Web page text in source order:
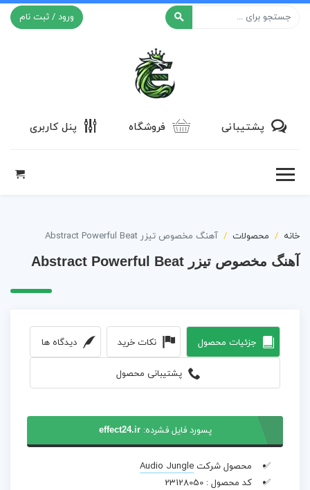
ورود / ثبت نام
پشتیبانی فروشگاه پنل کاربری
خانه محصولات آهنگ مخصوص تیزر Abstract Powerful Beat
آهنگ مخصوص تیزر Abstract Powerful Beat
جزئیات محصول نکات خرید دیدگاه ها
پشتیبانی محصول
پسورد فایل فشرده:effect24.ir
محصول شرکت Audio Jungle
کد محصول : 23128050